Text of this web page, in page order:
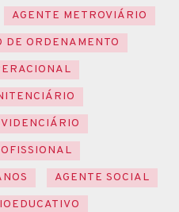
AGENTE METROVIÁRIO
DE ORDENAMENTO
AGENTE SOCIAL